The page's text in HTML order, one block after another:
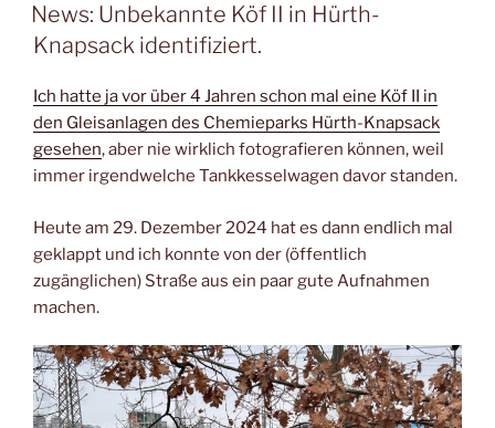
AM
News: Unbekannte Köf II in Hürth-
Knapsack identifiziert.
Ich hatte ja vor über 4 Jahren schon mal eine Köf II in
den Gleisanlagen des Chemieparks Hürth-Knapsack
gesehen, aber nie wirklich fotografieren können, weil
immer irgendwelche Tankkesselwagen davor standen.
Heute am 29. Dezember 2024 hat es dann endlich mal
geklappt und ich konnte von der (öffentlich
zugänglichen) Straße aus ein paar gute Aufnahmen
machen.